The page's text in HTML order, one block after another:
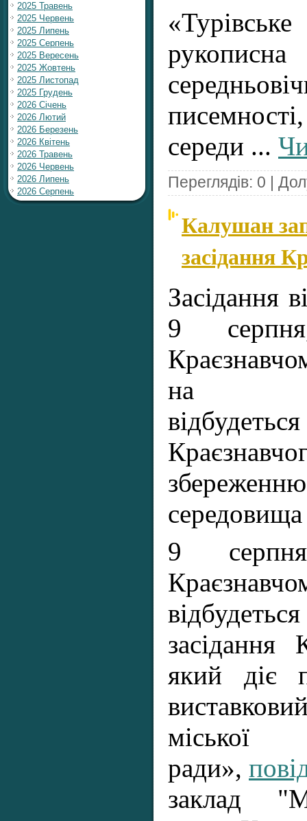
2025 Травень
2025 Червень
2025 Липень
2025 Серпень
2025 Вересень
2025 Жовтень
2025 Листопад
2025 Грудень
2026 Січень
2026 Лютий
2026 Березень
2026 Квітень
2026 Травень
2026 Червень
2026 Липень
2026 Серпень
середи ...
Переглядів: 0 |
Калушан
засідання
Засідання
9
на
9
засідання
який діє
міської
ради»,
заклад